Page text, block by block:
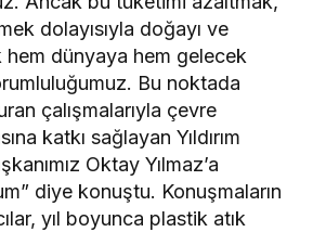
dolayısıyla doğayı ve
dünyaya hem gelecek
Bu noktada
çalışmalarıyla çevre
katkı sağlayan Yıldırım
Oktay Yılmaz’a
diye konuştu. Konuşmaların
yıl boyunca plastik atık